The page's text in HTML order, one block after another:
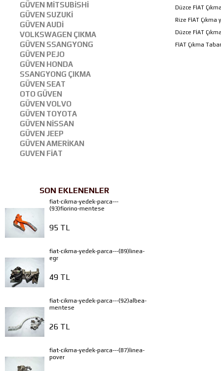
GÜVEN MİTSUBİSHİ
GÜVEN SUZUKİ
GÜVEN AUDİ
VOLKSWAGEN ÇIKMA
GÜVEN SSANGYONG
GÜVEN PEJO
GÜVEN HONDA
SSANGYONG ÇIKMA
GÜVEN SEAT
OTO GÜVEN
GÜVEN VOLVO
GÜVEN TOYOTA
GÜVEN NİSSAN
GÜVEN JEEP
GÜVEN AMERİKAN
GUVEN FİAT
SON EKLENENLER
fiat-cikma-yedek-parca---
(93)fiorino-mentese
95 TL
fiat-cikma-yedek-parca---(89)linea-
egr
49 TL
fiat-cikma-yedek-parca---(92)albea-
mentese
26 TL
fiat-cikma-yedek-parca---(87)linea-
pover
Düzce FİAT
Rize FİAT Çıkma
Düzce FİAT
FİAT Çıkma